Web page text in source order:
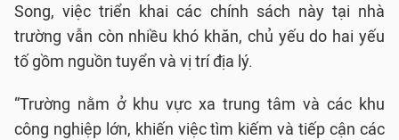
Song, việc triển khai các chính sách này tại nhà
trường vẫn còn nhiều khó khăn, chủ yếu do hai yếu
tố gồm nguồn tuyển và vị trí địa lý.
“Trường nằm ở khu vực xa trung tâm và các khu
công nghiệp lớn, khiến việc tìm kiếm và tiếp cận các